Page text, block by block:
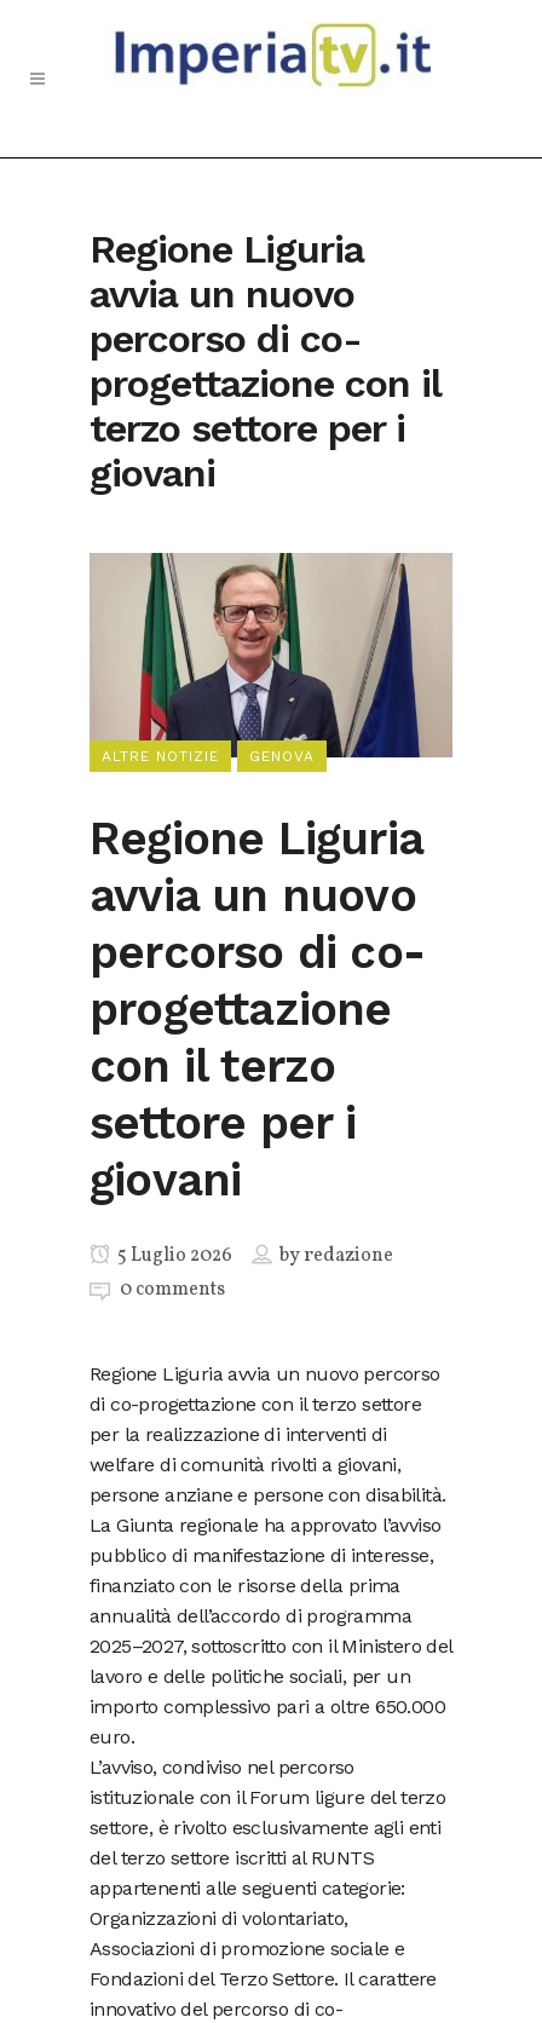
Regione Liguria
avvia un nuovo
percorso di co-
progettazione con il
terzo settore per i
giovani
ALTRE NOTIZIE GENOVA
Regione Liguria
avvia un nuovo
percorso di co-
progettazione
con il terzo
settore per i
giovani
5 Luglio 2026 byredazione
0 comments
Regione Liguria avvia un nuovo percorso
di co-progettazione con il terzo settore
per la realizzazione di interventi di
welfare di comunità rivolti a giovani,
persone anziane e persone con disabilità.
La Giunta regionale ha approvato l’avviso
pubblico di manifestazione di interesse,
finanziato con le risorse della prima
annualità dell’accordo di programma
2025–2027, sottoscritto con il Ministero del
lavoro e delle politiche sociali, per un
importo complessivo pari a oltre 650.000
euro.
L’avviso, condiviso nel percorso
istituzionale con il Forum ligure del terzo
settore, è rivolto esclusivamente agli enti
del terzo settore iscritti al RUNTS
appartenenti alle seguenti categorie:
Organizzazioni di volontariato,
Associazioni di promozione sociale e
Fondazioni del Terzo Settore. Il carattere
innovativo del percorso di co-